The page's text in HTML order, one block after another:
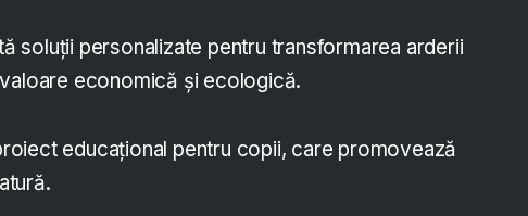
soluții personalizate pentru transformarea arderii
economică și ecologică.
educațional pentru copii, care promovează